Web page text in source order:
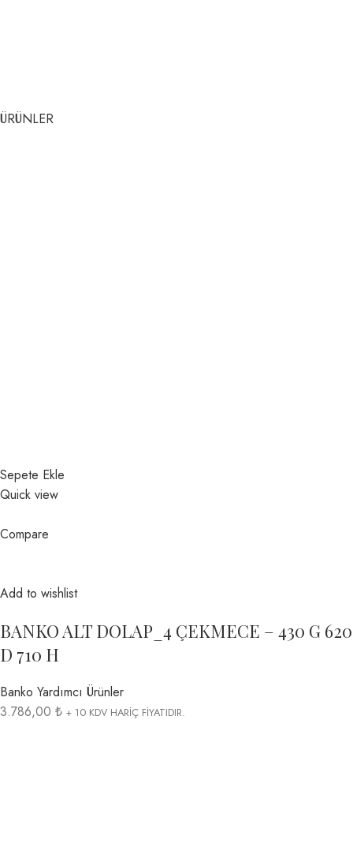
ÜRÜNLER
Sepete Ekle
Quick view
Compare
Add to wishlist
BANKO ALT DOLAP_4 ÇEKMECE – 430 G 620
D 710 H
Banko Yardımcı Ürünler
3.786,00 ₺ + 10 KDV HARİÇ FİYATIDIR.